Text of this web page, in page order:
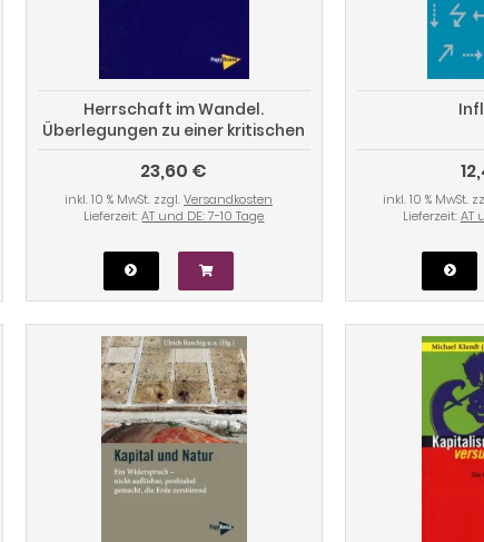
Herrschaft im Wandel.
Überlegungen zu einer kritischen
Theorie des Staates
23,60 €
inkl. 10 % MwSt. zzgl.Versandkosten
Lieferzeit:AT und DE: 7-10 Tage
inkl. 10 % MwSt.
Lieferzeit:AT